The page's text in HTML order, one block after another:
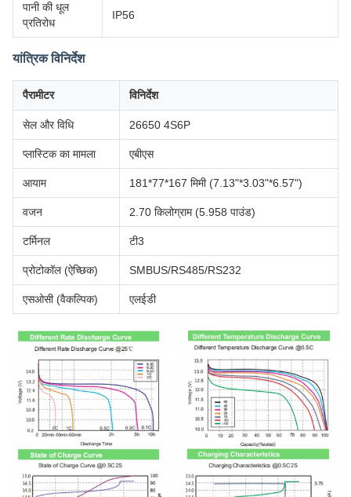
पानी की धूल
प्रतिरोध
IP56
यांत्रिक विनिर्देश
पैरामीटर विनिर्देश
सेल और विधि 26650 4S6P
प्लास्टिक का मामला एबीएस
आयाम 181*77*167 मिमी (7.13"*3.03"*6.57")
वजन 2.70 किलोग्राम (5.958 पाउंड)
टर्मिनल टी3
प्रोटोकॉल (ऐच्छिक) SMBUS/RS485/RS232
एसओसी (वैकल्पिक) एलईडी